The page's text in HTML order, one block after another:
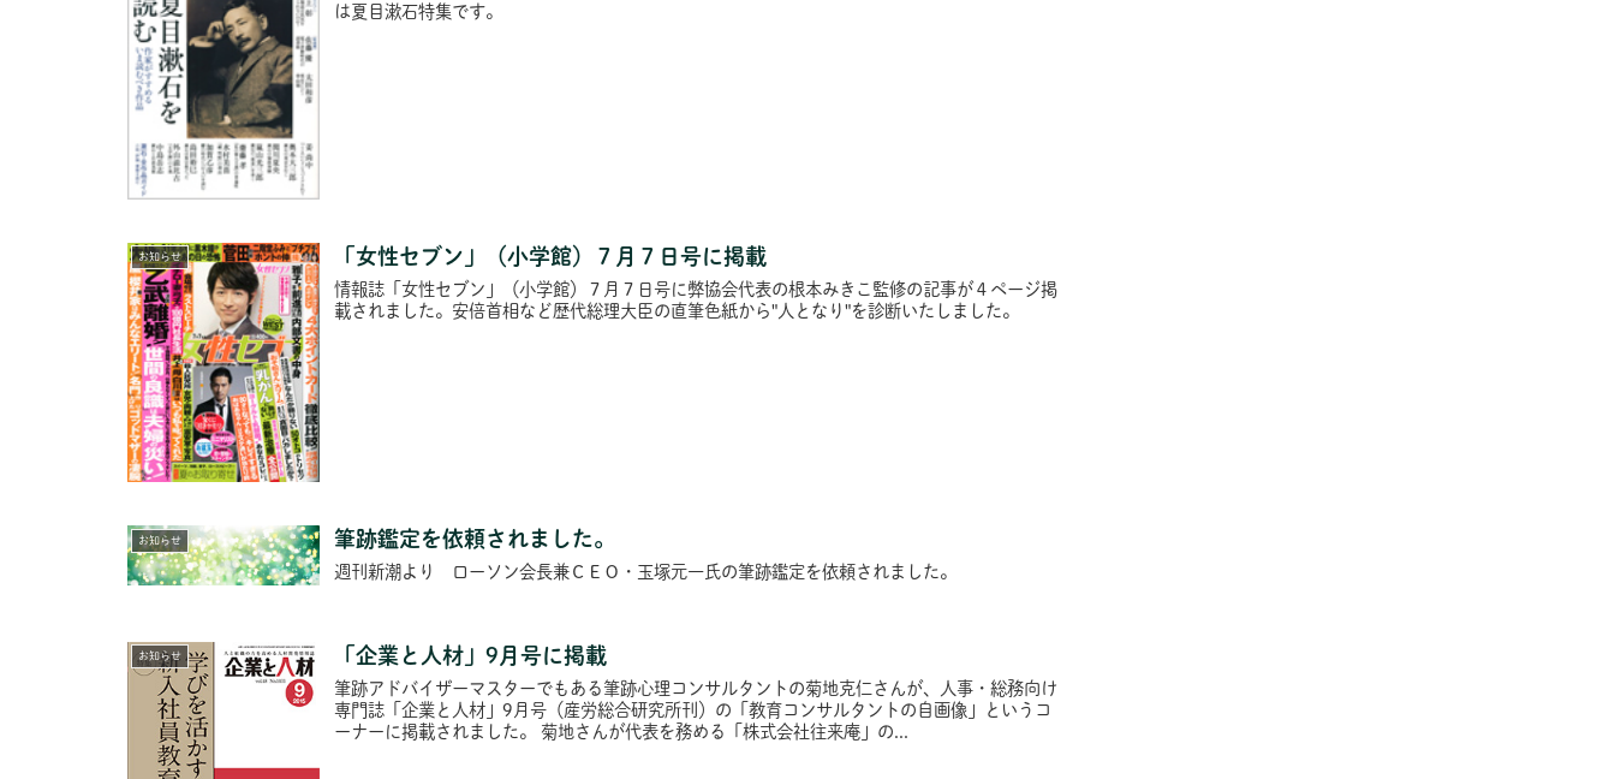
は夏目漱石特集です。
お知らせ 「女性セブン」（小学館）７月７日号に掲載
情報誌「女性セブン」（小学館）７月７日号に弊協会代表の根本みきこ監修の記事が４ページ掲
載されました。安倍首相など歴代総理大臣の直筆色紙から"人となり"を診断いたしました。
お知らせ 筆跡鑑定を依頼されました。
週刊新潮より ローソン会長兼ＣＥＯ・玉塚元一氏の筆跡鑑定を依頼されました。
お知らせ 「企業と人材」9月号に掲載
筆跡アドバイザーマスターでもある筆跡心理コンサルタントの菊地克仁さんが、人事・総務向け
専門誌「企業と人材」9月号（産労総合研究所刊）の「教育コンサルタントの自画像」というコ
ーナーに掲載されました。 菊地さんが代表を務める「株式会社往来庵」の...